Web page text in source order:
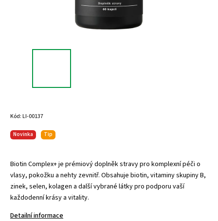
Kód:LI-00137
Novinka Tip
Biotin Complex+ je prémiový doplněk stravy pro komplexní péči o
vlasy, pokožku a nehty zevnitř. Obsahuje biotin, vitaminy skupiny B,
zinek, selen, kolagen a další vybrané látky pro podporu vaší
každodenní krásy a vitality.
Detailní informace